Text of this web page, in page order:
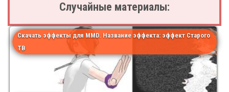
Случайные материалы:
Скачать эффекты для MMD. Название эффекта: эффект Старого
ТВ